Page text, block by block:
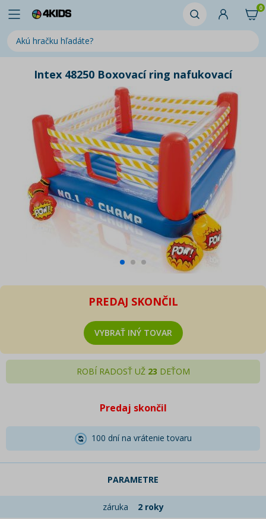
0
Intex 48250 Boxovací ring nafukovací
PREDAJ SKONČIL
VYBRAŤ INÝ TOVAR
ROBÍ RADOSŤ UŽ 23 DEŤOM
Predaj skončil
100 dní na vrátenie tovaru
PARAMETRE
záruka
2 roky